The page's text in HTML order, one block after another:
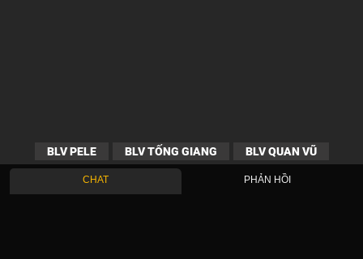
BLV PELE BLV TỐNG GIANG BLV QUAN VŨ
CHAT PHẢN HỒI